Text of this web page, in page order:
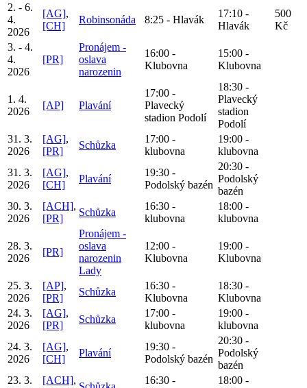
2. - 6.
4.
2026
[AG],
[CH]
Robinsonáda 8:25 - Hlavák
17:10 -
Hlavák
500
Kč
3. - 4.
4.
2026
[PR]
Pronájem -
oslava
narozenin
16:00 -
Klubovna
15:00 -
Klubovna
1. 4.
2026
[AP] Plavání
17:00 -
Plavecký
stadion Podolí
18:30 -
Plavecký
stadion
Podolí
31. 3.
2026
[AG],
[PR]
Schůzka
17:00 -
klubovna
19:00 -
klubovna
31. 3.
2026
[AG],
[CH]
Plavání
19:30 -
Podolský bazén
20:30 -
Podolský
bazén
30. 3.
2026
[ACH],
[PR]
Schůzka
16:30 -
klubovna
18:00 -
klubovna
28. 3.
2026
[PR]
Pronájem -
oslava
narozenin
Lady
12:00 -
Klubovna
19:00 -
Klubovna
25. 3.
2026
[AP],
[PR]
Schůzka
16:30 -
Klubovna
18:30 -
Klubovna
24. 3.
2026
[AG],
[PR]
Schůzka
17:00 -
klubovna
19:00 -
klubovna
24. 3.
2026
[AG],
[CH]
Plavání
19:30 -
Podolský bazén
20:30 -
Podolský
bazén
23. 3.
[ACH],
16:30 -
18:00 -